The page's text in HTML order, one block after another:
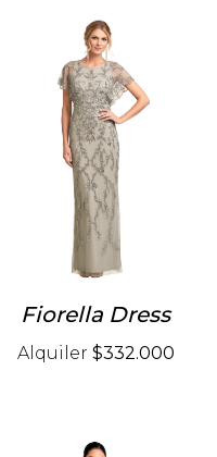
Fiorella Dress
Alquiler $332.000